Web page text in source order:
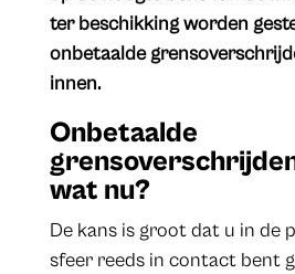
ter beschikking worden
onbetaalde
innen.
Onbetaalde
wat nu?
De kans is groot dat u in de
sfeer reeds in contact bent